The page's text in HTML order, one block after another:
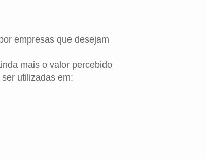
empresas que desejam
mais o valor percebido
utilizadas em: